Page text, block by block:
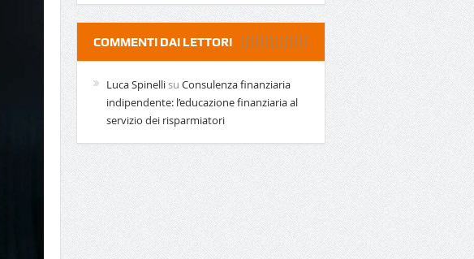
COMMENTI DAI LETTORI
Luca Spinellisu Consulenza finanziaria
indipendente: l’educazione finanziaria al
servizio dei risparmiatori